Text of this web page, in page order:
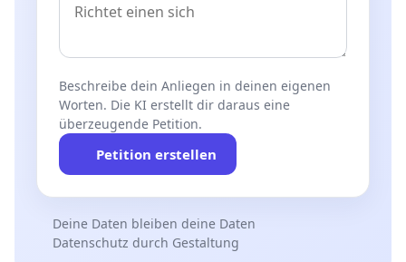
Beschreibe dein Anliegen in deinen eigenen
Worten. Die KI erstellt dir daraus eine
überzeugende Petition.
Petition erstellen
Deine Daten bleiben deine Daten
Datenschutz durch Gestaltung